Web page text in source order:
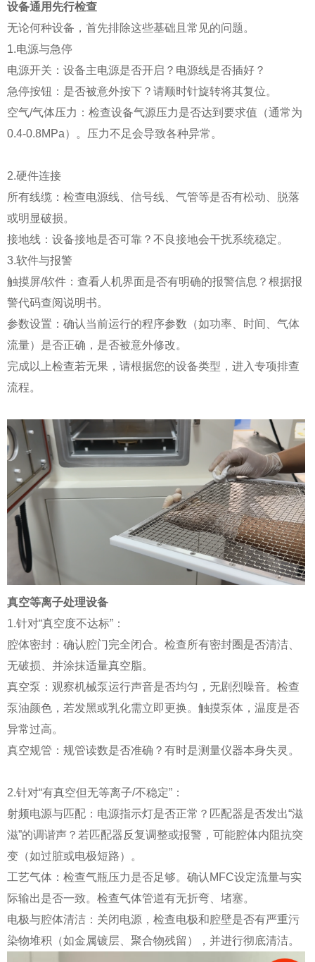
设备通用先行检查
无论何种设备，首先排除这些基础且常见的问题。
1.电源与急停
电源开关：设备主电源是否开启？电源线是否插好？
急停按钮：是否被意外按下？请顺时针旋转将其复位。
空气/气体压力：检查设备气源压力是否达到要求值（通常为
0.4-0.8MPa）。压力不足会导致各种异常。
2.硬件连接
所有线缆：检查电源线、信号线、气管等是否有松动、脱落
或明显破损。
接地线：设备接地是否可靠？不良接地会干扰系统稳定。
3.软件与报警
触摸屏/软件：查看人机界面是否有明确的报警信息？根据报
警代码查阅说明书。
参数设置：确认当前运行的程序参数（如功率、时间、气体
流量）是否正确，是否被意外修改。
完成以上检查若无果，请根据您的设备类型，进入专项排查
流程。
真空等离子处理设备
1.针对“真空度不达标”：
腔体密封：确认腔门完全闭合。检查所有密封圈是否清洁、
无破损、并涂抹适量真空脂。
真空泵：观察机械泵运行声音是否均匀，无剧烈噪音。检查
泵油颜色，若发黑或乳化需立即更换。触摸泵体，温度是否
异常过高。
真空规管：规管读数是否准确？有时是测量仪器本身失灵。
2.针对“有真空但无等离子/不稳定”：
射频电源与匹配：电源指示灯是否正常？匹配器是否发出“滋
滋”的调谐声？若匹配器反复调整或报警，可能腔体内阻抗突
变（如过脏或电极短路）。
工艺气体：检查气瓶压力是否足够。确认MFC设定流量与实
际输出是否一致。检查气体管道有无折弯、堵塞。
电极与腔体清洁：关闭电源，检查电极和腔壁是否有严重污
染物堆积（如金属镀层、聚合物残留），并进行彻底清洁。